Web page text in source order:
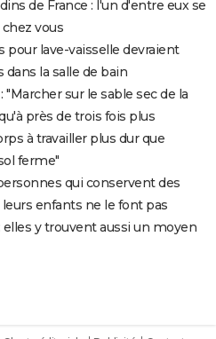
de France : l'un d'entre eux se
vous
pour lave-vaisselle devraient
la salle de bain
"Marcher sur le sable sec de la
près de trois fois plus
à travailler plus dur que
ferme"
qui conservent des
enfants ne le font pas
y trouvent aussi un moyen